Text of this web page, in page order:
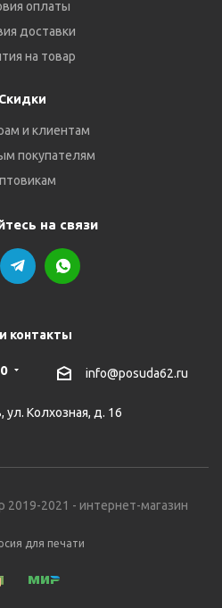
оплаты
доставки
на товар
Скидки
и клиентам
покупателям
на связи
контакты
info@posuda62.ru
ул. Колхозная, д. 16
2021 - интернет-магазин
для печати